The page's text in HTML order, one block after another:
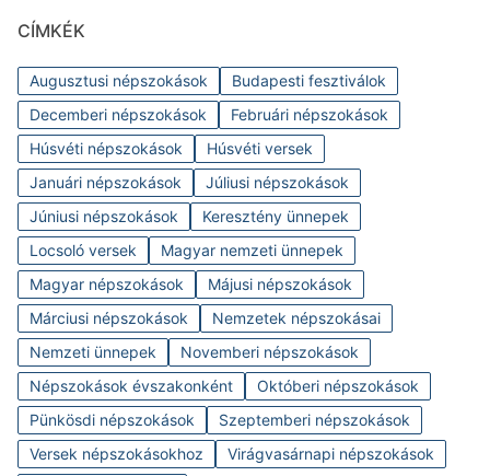
CÍMKÉK
Augusztusi népszokások
Budapesti fesztiválok
Decemberi népszokások
Februári népszokások
Húsvéti népszokások
Húsvéti versek
Januári népszokások
Júliusi népszokások
Júniusi népszokások
Keresztény ünnepek
Locsoló versek
Magyar nemzeti ünnepek
Magyar népszokások
Májusi népszokások
Márciusi népszokások
Nemzetek népszokásai
Nemzeti ünnepek
Novemberi népszokások
Népszokások évszakonként
Októberi népszokások
Pünkösdi népszokások
Szeptemberi népszokások
Versek népszokásokhoz
Virágvasárnapi népszokások